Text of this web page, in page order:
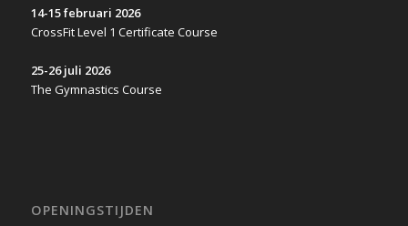
14-15 februari 2026
CrossFit Level 1 Certificate Course
25-26 juli 2026
The Gymnastics Course
OPENINGSTIJDEN